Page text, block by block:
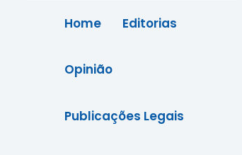
Home Editorias
Opinião
Publicações Legais